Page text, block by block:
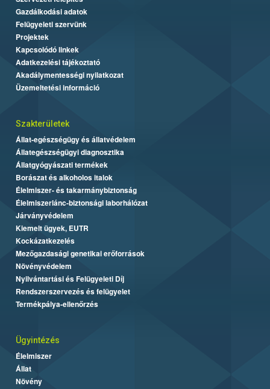
Gazdálkodási adatok
Felügyeleti szervünk
Projektek
Kapcsolódó linkek
Adatkezelési tájékoztató
Akadálymentességi nyilatkozat
Üzemeltetési információ
Szakterületek
Állat-egészségügy és állatvédelem
Állategészségügyi diagnosztika
Állatgyógyászati termékek
Borászat és alkoholos italok
Élelmiszer- és takarmánybiztonság
Élelmiszerlánc-biztonsági laborhálózat
Járványvédelem
Kiemelt ügyek, EUTR
Kockázatkezelés
Mezőgazdasági genetikai erőforrások
Növényvédelem
Nyilvántartási és Felügyeleti Díj
Rendszerszervezés és felügyelet
Termékpálya-ellenőrzés
Ügyintézés
Élelmiszer
Állat
Növény